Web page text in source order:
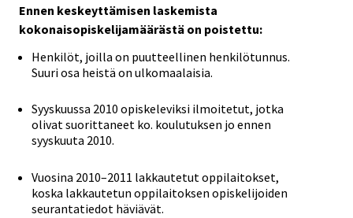
Ennen keskeyttämisen laskemista
kokonaisopiskelijamäärästä on poistettu:
Henkilöt, joilla on puutteellinen henkilötunnus.
Suuri osa heistä on ulkomaalaisia.
Syyskuussa 2010 opiskeleviksi ilmoitetut, jotka
olivat suorittaneet ko. koulutuksen jo ennen
syyskuuta 2010.
Vuosina 2010–2011 lakkautetut oppilaitokset,
koska lakkautetun oppilaitoksen opiskelijoiden
seurantatiedot häviävät.